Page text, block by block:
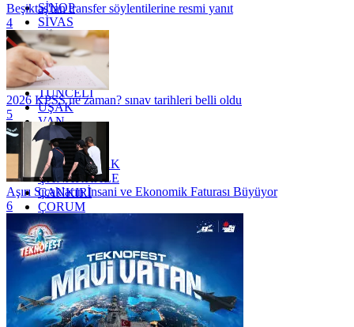
SİNOP
SİVAS
SİİRT
TEKİRDAĞ
TOKAT
TRABZON
TUNCELİ
UŞAK
VAN
YALOVA
YOZGAT
ZONGULDAK
ÇANAKKALE
ÇANKIRI
ÇORUM
İSTANBUL
İZMİR
ŞANLIURFA
ŞIRNAK
Beşiktaş'tan transfer söylentilerine resmi yanıt
4
2026 KPSS ne zaman? sınav tarihleri belli oldu
5
Aşırı Sıcakların İnsani ve Ekonomik Faturası Büyüyor
6